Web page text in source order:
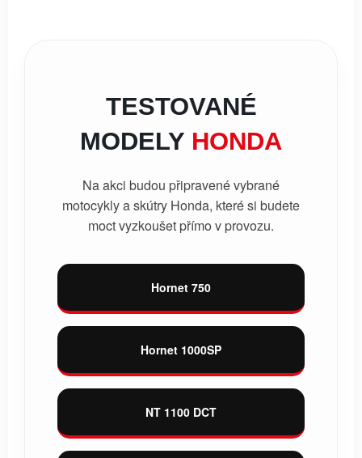
TESTOVANÉ
MODELY HONDA
Na akci budou připravené vybrané
motocykly a skútry Honda, které si budete
moct vyzkoušet přímo v provozu.
Hornet 750
Hornet 1000SP
NT 1100 DCT